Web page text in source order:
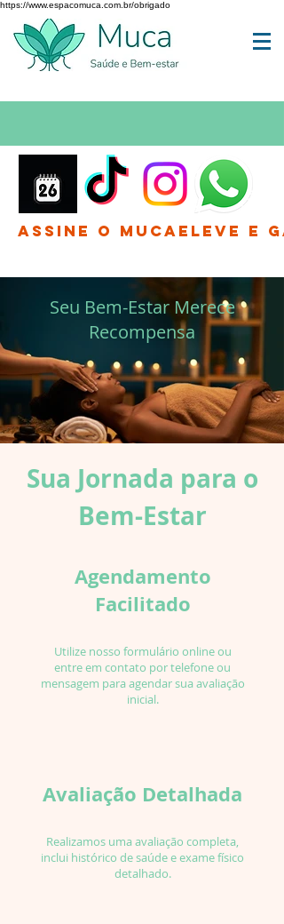
https://www.espacomuca.com.br/obrigado
Assine o MucaEleve e
Seu Bem-Estar Merece
Recompensa
Sua Jornada para o
Bem-Estar
Agendamento
Facilitado
Utilize nosso formulário online ou
entre em contato por telefone ou
mensagem para agendar sua avaliação
inicial.
Avaliação Detalhada
Realizamos uma avaliação completa,
inclui histórico de saúde e exame físico
detalhado.